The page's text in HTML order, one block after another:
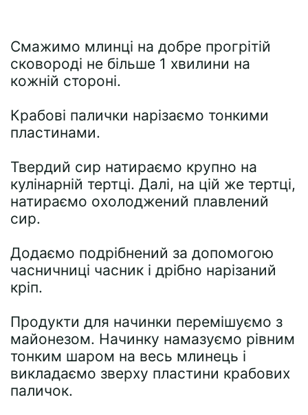
Смажимо млинці на добре прогрітій
сковороді не більше 1 хвилини на
кожній стороні.
Крабові палички нарізаємо тонкими
пластинами.
Твердий сир натираємо крупно на
кулінарній тертці. Далі, на цій же тертці,
натираємо охолоджений плавлений
сир.
Додаємо подрібнений за допомогою
часничниці часник і дрібно нарізаний
кріп.
Продукти для начинки перемішуємо з
майонезом. Начинку намазуємо рівним
тонким шаром на весь млинець і
викладаємо зверху пластини крабових
паличок.